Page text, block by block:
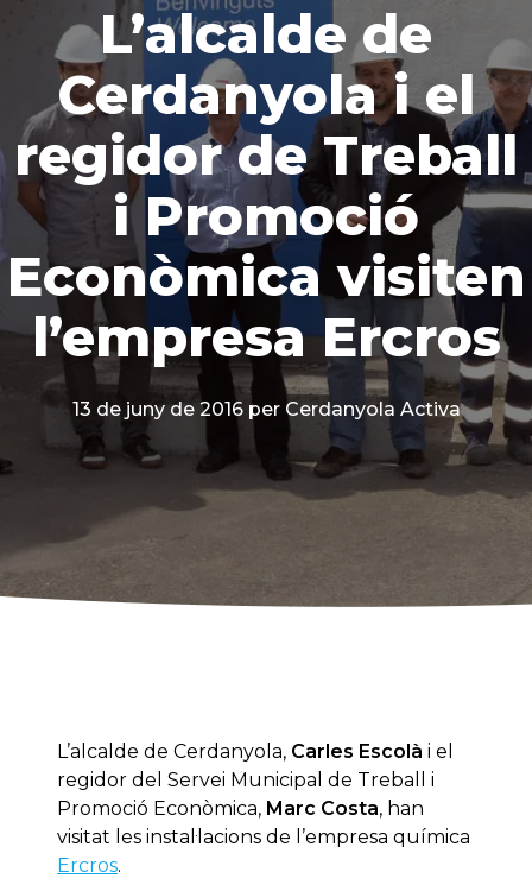
L’alcalde de
Cerdanyola i el
regidor de Treball
i Promoció
Econòmica visiten
l’empresa Ercros
13 de juny de 2016 per Cerdanyola Activa
L’alcalde de Cerdanyola, Carles Escolà i el
regidor del Servei Municipal de Treball i
Promoció Econòmica, Marc Costa, han
visitat les instal·lacions de l’empresa química
Ercros.